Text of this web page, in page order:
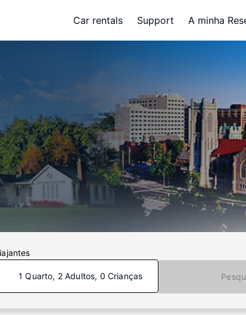
Car rentals Support A minha
1 Quarto, 2 Adultos, 0 Crianças